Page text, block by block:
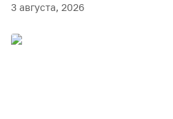
3 августа, 2026